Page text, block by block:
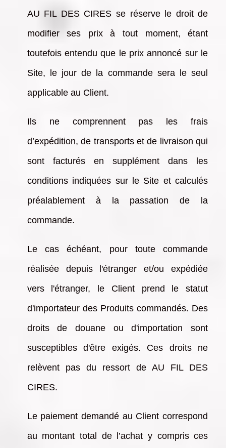
AU FIL DES CIRES se réserve le droit de
modifier ses prix à tout moment, étant
toutefois entendu que le prix annoncé sur le
Site, le jour de la commande sera le seul
applicable au Client.
Ils ne comprennent pas les frais
d’expédition, de transports et de livraison qui
sont facturés en supplément dans les
conditions indiquées sur le Site et calculés
préalablement à la passation de la
commande.
Le cas échéant, pour toute commande
réalisée depuis l'étranger et/ou expédiée
vers l'étranger, le Client prend le statut
d'importateur des Produits commandés. Des
droits de douane ou d'importation sont
susceptibles d'être exigés. Ces droits ne
relèvent pas du ressort de AU FIL DES
CIRES.
Le paiement demandé au Client correspond
au montant total de l’achat y compris ces